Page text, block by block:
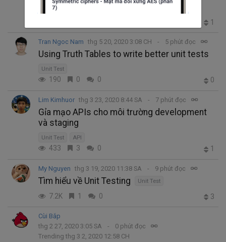
Unit Test
1
Tran Ngoc Nam thg 5 20, 2020 3:08 CH 5 phút đọc
Using Truth Tables to write better unit tests
Unit Test
190 0 0 0
Lim Kimhuor thg 3 23, 2020 8:44 SA 7 phút đọc
Gỉa mạo APIs cho môi trường development
và staging
Unit Test API
433 3 0 1
My Nguyen thg 3 19, 2020 11:38 SA 9 phút đọc
Tìm hiểu về Unit Testing Unit Test
7.2K 1 0 3
Cùi Bắp
thg 2 27, 2020 3:05 SA
0 phút đọc
Trending thg 3 2, 2020 12:58 CH